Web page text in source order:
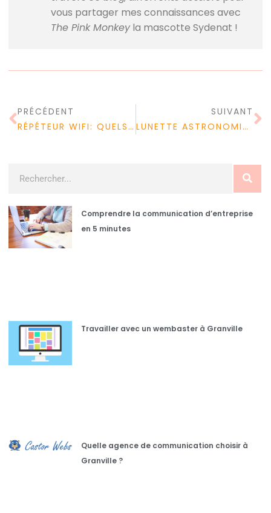
vous partager mes connaissances avec
The Pink Monkeyla mascotte Sydenat !
PRÉCÉDENT
RÉPÉTEUR WIFI: QUELS PARAMÈTRES À PRENDRE EN COMPTE LORS DE L’ACHAT D’UN RÉPÉTEUR WIFI?
SUIVANT
LUNETTE ASTRONOMIQUE : EXISTE T-IL UNE MEILLEURE ASTUCE D’ACHAT?
Comprendre la communication d’entreprise
en 5 minutes
Travailler avec un wembaster à Granville
Quelle agence de communication choisir à
Granville ?